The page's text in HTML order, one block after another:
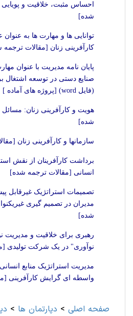
احساس مثبت، خلاقیت و
شده]
توانایی ها و مهارت ها به
کارآفرینی زنان [مقالات ترجمه
پایان نامه مدیریت با عنوان
صنایع دستی در توسعه اشتغال
(فایل word) [پروژه های آماده ]
هویت و کارآفرینی زنان:
شده]
سازمانها و کارآفرینی زنان
برداشت کارآفرینان از نقش
انسانی [مقالات ترجمه شده]
تصمیمات استراتژیک غیرقابل‏
مدیران در تصمیم‏ گیری
شده]
رهبری برای خلاقیت و مدیریت
نوآوری" در یک شرکت تولیدی
مدیریت استراتژیک منابع
واسطه ای گرایش کارآفرینی
صفحه اصلی > دپارتمان ها >